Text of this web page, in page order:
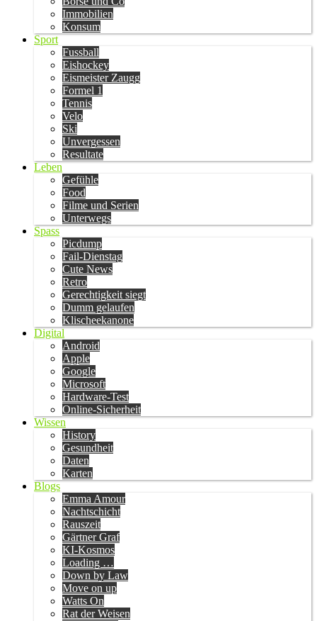
Immobilien
Konsum
Sport
Fussball
Eishockey
Eismeister Zaugg
Formel 1
Tennis
Velo
Ski
Unvergessen
Resultate
Leben
Gefühle
Food
Filme und Serien
Unterwegs
Spass
Picdump
Fail-Dienstag
Cute News
Retro
Gerechtigkeit siegt
Dumm gelaufen
Klischeekanone
Digital
Android
Apple
Google
Microsoft
Hardware-Test
Online-Sicherheit
Wissen
History
Gesundheit
Daten
Karten
Blogs
Emma Amour
Nachtschicht
Rauszeit
Gärtner Graf
KI-Kosmos
Loading …
Down by Law
Move on up
Watts On
Rat der Weisen